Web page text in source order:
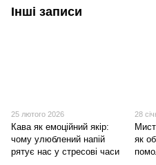
Інші записи
25 лютого 2026
Кава як емоційний якір:
чому улюблений напій
рятує нас у стресові часи
28
як